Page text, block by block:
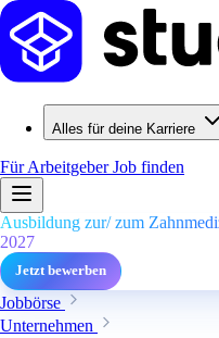
Alles für deine Karriere
Für ArbeitgeberJob finden
Ausbildung zur/ zum
2027
Jetzt bewerben
Jobbörse
Unternehmen